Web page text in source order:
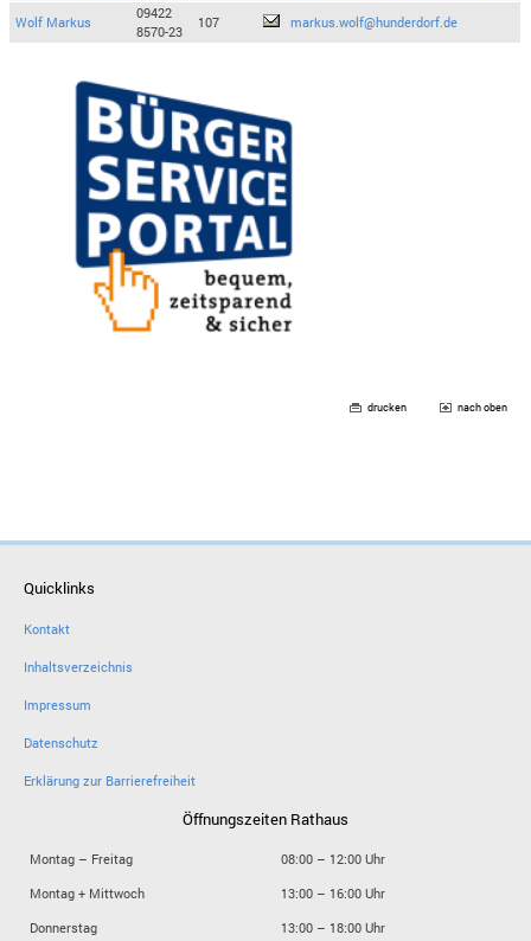
Wolf Markus
09422
8570-23
107 markus.wolf@hunderdorf.de
drucken nach oben
Quicklinks
Kontakt
Inhaltsverzeichnis
Impressum
Datenschutz
Erklärung zur Barrierefreiheit
Öffnungszeiten Rathaus
Montag – Freitag
08:00 – 12:00 Uhr
Montag + Mittwoch
13:00 – 16:00 Uhr
Donnerstag
13:00 – 18:00 Uhr